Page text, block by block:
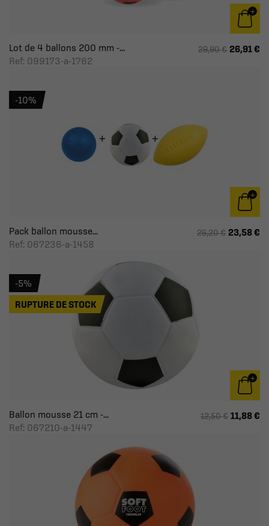
Lot de 4 ballons 200 mm -...
Ref: 099173-a-1762
29,90 € 26,91 €
Pack ballon mousse...
Ref: 067236-a-1458
26,20 € 23,58 €
-10%
Ballon mousse 21 cm -...
Ref: 067210-a-1447
12,50 € 11,88 €
-5%
RUPTURE DE STOCK